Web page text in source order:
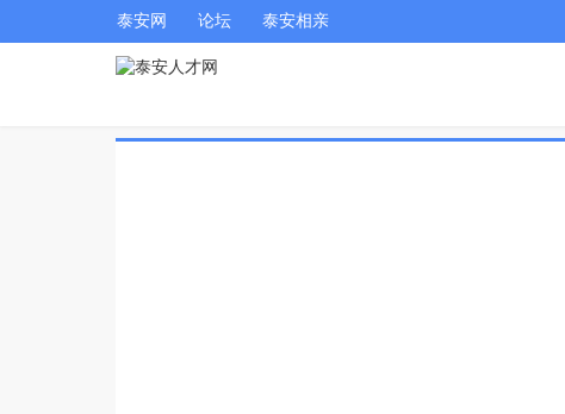
泰安网 论坛 泰安相亲